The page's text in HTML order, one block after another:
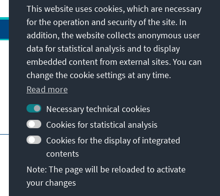
only way to overcome the current financial
and economic crisis is to have international
rules for the financial markets.
Address
Contact
Visit also
Main page of KAS Imprint
Data protection
Terms of use
Report an accessibility issue
© Konrad-Adenauer-Stiftung e.V. 2026
This website uses cookies, which are necessary
for the operation and security of the site. In
addition, the website collects anonymous user
data for statistical analysis and to display
embedded content from external sites. You can
change the cookie settings at any time.
Read more
Necessary technical cookies
Cookies for statistical analysis
Cookies for the display of integrated
contents
Note: The page will be reloaded to activate
your changes